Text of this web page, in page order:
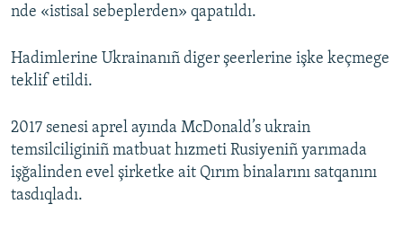
nde «istisal sebeplerden» qapatıldı.
Hadimlerine Ukrainanıñ diger şeerlerine işke keçmege
teklif etildi.
2017 senesi aprel ayında McDonald’s ukrain
temsilciliginiñ matbuat hızmeti Rusiyeniñ yarımada
işğalinden evel şirketke ait Qırım binalarını satqanını
tasdıqladı.